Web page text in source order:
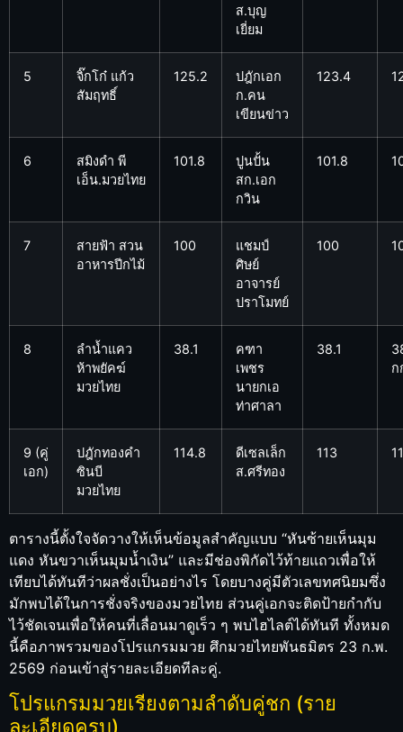
ส.บุญ
เยี่ยม
5
จิ๊กโก๋ แก้ว
สัมฤทธิ์
125.2
ปฎักเอก
ก.คน
เขียนข่าว
123.4
6
สมิงดำ พี
เอ็น.มวยไทย
101.8
ปูนปั้น
สก.เอก
กวิน
101.8
7
สายฟ้า สวน
อาหารปีกไม้
100
แชมป์
ศิษย์
อาจารย์
ปราโมทย์
100
8
ลำน้ำแคว
ห้าพยัคฆ์
มวยไทย
38.1
คฑา
เพชร
นายกเอ
ท่าศาลา
38.1
ก
9 (คู่
เอก)
ปฎักทองคำ
ซินบี
มวยไทย
114.8
ดีเซลเล็ก
ส.ศรีทอง
113
ตารางนี้ตั้งใจจัดวางให้เห็นข้อมูลสำคัญแบบ “หันซ้ายเห็นมุม
แดง หันขวาเห็นมุมน้ำเงิน” และมีช่องพิกัดไว้ท้ายแถวเพื่อให้
เทียบได้ทันทีว่าผลชั่งเป็นอย่างไร โดยบางคู่มีตัวเลขทศนิยมซึ่ง
มักพบได้ในการชั่งจริงของมวยไทย ส่วนคู่เอกจะติดป้ายกำกับ
ไว้ชัดเจนเพื่อให้คนที่เลื่อนมาดูเร็ว ๆ พบไฮไลต์ได้ทันที ทั้งหมด
นี้คือภาพรวมของโปรแกรมมวย ศึกมวยไทยพันธมิตร 23 ก.พ.
2569 ก่อนเข้าสู่รายละเอียดทีละคู่.
โปรแกรมมวยเรียงตามลำดับคู่ชก (ราย
ละเอียดครบ)